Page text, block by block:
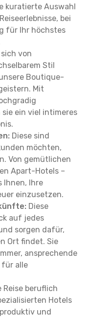
kuratierte Auswahl
bei
für Ihr höchstes
von
Stil
Boutique-
Mit
ein viel intimeres
Diese sind
möchten,
Von gemütlichen
Apart-Hotels –
Ihnen, Ihre
einzusetzen.
Diese
auf jedes
sorgen dafür,
Ort findet. Sie
ansprechende
für alle
Reise beruflich
Hotels
und